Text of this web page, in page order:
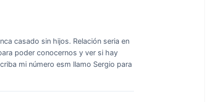
casado sin hijos. Relación seria en
poder conocernos y ver si hay
mi número esm llamo Sergio para